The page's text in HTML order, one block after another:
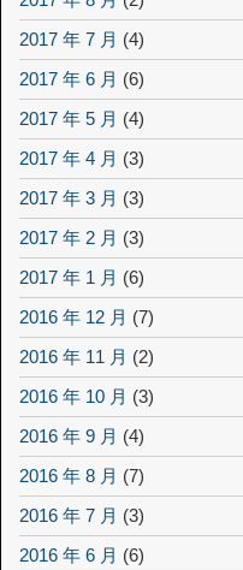
2017 年 7 月 (4)
2017 年 6 月 (6)
2017 年 5 月 (4)
2017 年 4 月 (3)
2017 年 3 月 (3)
2017 年 2 月 (3)
2017 年 1 月 (6)
2016 年 12 月 (7)
2016 年 11 月 (2)
2016 年 10 月 (3)
2016 年 9 月 (4)
2016 年 8 月 (7)
2016 年 7 月 (3)
2016 年 6 月 (6)